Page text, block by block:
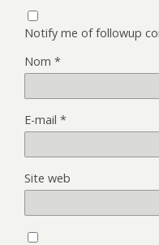
Notify me of followup
Nom *
E-mail *
Site web